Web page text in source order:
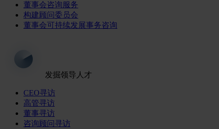
董事会咨询服务
构建顾问委员会
董事会可持续发展事务咨询
发掘领导人才
CEO寻访
高管寻访
董事寻访
咨询顾问寻访